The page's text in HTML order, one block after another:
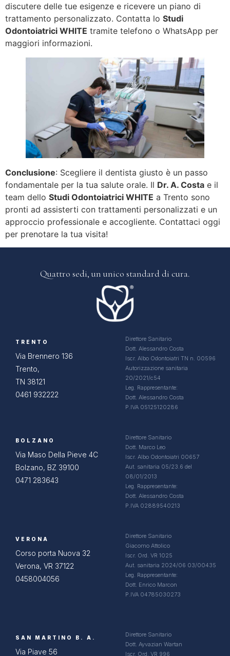
discutere delle tue esigenze e ricevere un piano di
trattamento personalizzato. Contatta lo Studi
Odontoiatrici WHITE tramite telefono o WhatsApp per
maggiori informazioni.
Conclusione: Scegliere il dentista giusto è un passo
fondamentale per la tua salute orale. Il Dr. A. Costa e il
team dello Studi Odontoiatrici WHITE a Trento sono
pronti ad assisterti con trattamenti personalizzati e un
approccio professionale e accogliente. Contattaci oggi
per prenotare la tua visita!
Quattro sedi, un unico standard di cura.
TRENTO
Via Brennero 136
Trento,
TN 38121
0461 932222
Direttore Sanitario
Dott. Alessandro Costa
Iscr. Albo Odontoiatri TN n. 00596
Autorizzazione sanitaria
20/2021/c54
Leg. Rappresentante:
Dott. Alessandro Costa
P.IVA 05125120286
BOLZANO
Via Maso Della Pieve 4C
Bolzano, BZ 39100
0471 283643
Direttore Sanitario
Dott. Marco Leo
Iscr. Albo Odontoiatri 00657
Aut. sanitaria 05/23.6 del
08/01/2013
Leg. Rappresentante:
Dott. Alessandro Costa
P.IVA 02889540213
VERONA
Corso porta Nuova 32
Verona, VR 37122
0458004056
Direttore Sanitario
Giacomo Attolico
Iscr. Ord. VR 1025
Aut. sanitaria 2024/06 03/00435
Leg. Rappresentante:
Dott. Enrico Marcon
P.IVA 04785030273
SAN MARTINO B. A.
Via Piave 56
Direttore Sanitario
Dott. Ayvazian Wartan
Iscr. Ord. VR 996